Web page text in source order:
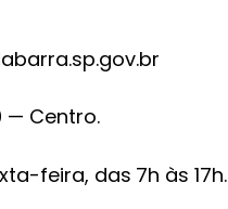
— Centro.
feira, das 7h às 17h.